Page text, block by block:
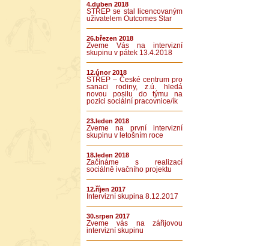
4.duben 2018
STŘEP se stal licencovaným
uživatelem Outcomes Star
26.březen 2018
Zveme Vás na intervizní
skupinu v pátek 13.4.2018
12.únor 2018
STŘEP – České centrum pro
sanaci rodiny, z.ú. hledá
novou posilu do týmu na
pozici sociální pracovnice/ík
23.leden 2018
Zveme na první intervizní
skupinu v letošním roce
18.leden 2018
Začínáme s realizací
sociálně ivačního projektu
12.říjen 2017
Intervizní skupina 8.12.2017
30.srpen 2017
Zveme vás na zářijovou
intervizní skupinu